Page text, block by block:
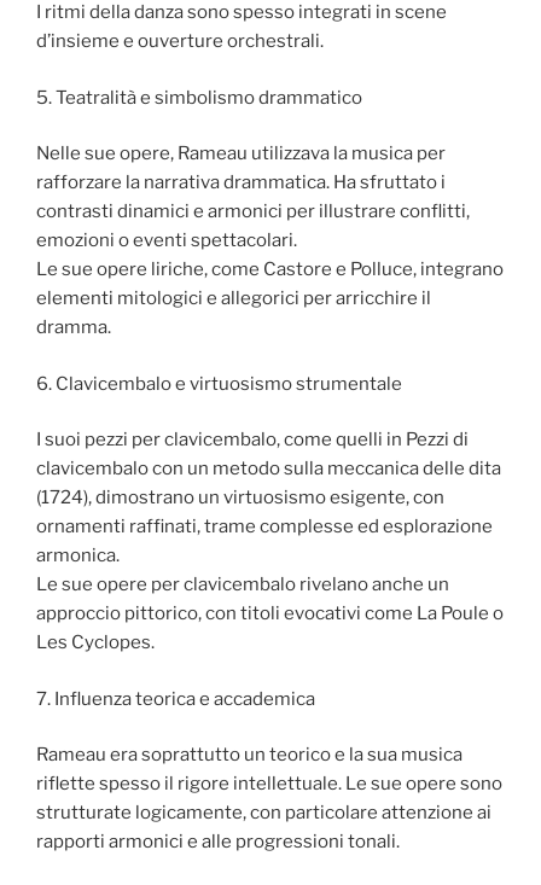
I ritmi della danza sono spesso integrati in scene
d’insieme e ouverture orchestrali.
5. Teatralità e simbolismo drammatico
Nelle sue opere, Rameau utilizzava la musica per
rafforzare la narrativa drammatica. Ha sfruttato i
contrasti dinamici e armonici per illustrare conflitti,
emozioni o eventi spettacolari.
Le sue opere liriche, come Castore e Polluce, integrano
elementi mitologici e allegorici per arricchire il
dramma.
6. Clavicembalo e virtuosismo strumentale
I suoi pezzi per clavicembalo, come quelli in Pezzi di
clavicembalo con un metodo sulla meccanica delle dita
(1724), dimostrano un virtuosismo esigente, con
ornamenti raffinati, trame complesse ed esplorazione
armonica.
Le sue opere per clavicembalo rivelano anche un
approccio pittorico, con titoli evocativi come La Poule o
Les Cyclopes.
7. Influenza teorica e accademica
Rameau era soprattutto un teorico e la sua musica
riflette spesso il rigore intellettuale. Le sue opere sono
strutturate logicamente, con particolare attenzione ai
rapporti armonici e alle progressioni tonali.